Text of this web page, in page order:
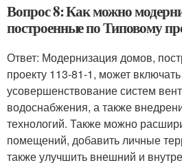
Вопрос 8: Как можно
построенные по Типовому
Ответ: Модернизация домов,
проекту 113-81-1, может
усовершенствование систем
водоснабжения, а также
технологий. Также можно
помещений, добавить личные
также улучшить внешний и